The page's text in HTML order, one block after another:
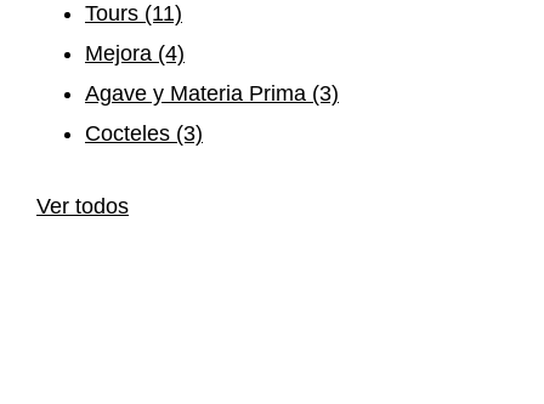
Tours (11)
Mejora (4)
Agave y Materia Prima (3)
Cocteles (3)
Ver todos